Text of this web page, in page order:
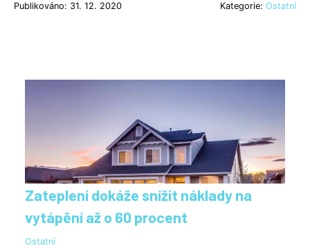
Publikováno: 31. 12. 2020 Kategorie: Ostatní
Zateplení dokáže snížit náklady na
vytápění až o 60 procent
Ostatní